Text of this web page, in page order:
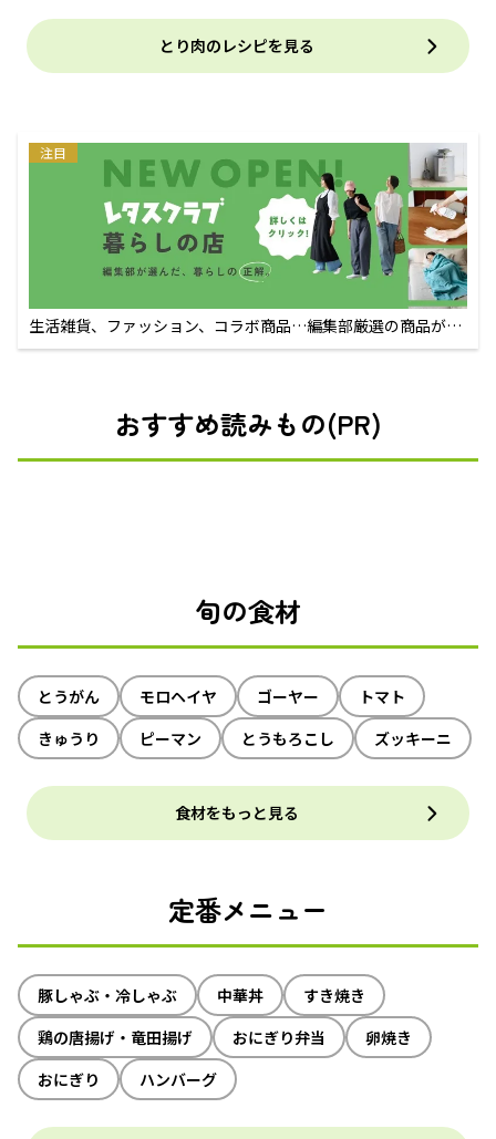
とり肉のレシピを見る
注目
生活雑貨、ファッション、コラボ商品…編集部厳選の商品が買
えるECサイト
おすすめ読みもの(PR)
旬の食材
とうがん モロヘイヤ ゴーヤー
トマト
きゅうり
ピーマン とうもろこし ズッキーニ
食材をもっと見る
定番メニュー
豚しゃぶ・冷しゃぶ 中華丼
すき焼き
鶏の唐揚げ・竜田揚げ
おにぎり弁当
卵焼き
おにぎり
ハンバーグ